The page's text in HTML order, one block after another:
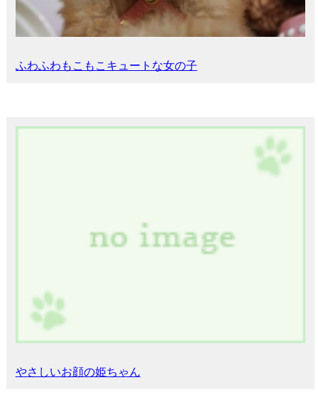
ふわふわもこもこキュートな女の子
やさしいお顔の姫ちゃん